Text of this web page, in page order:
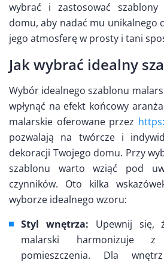
wybrać i zastosować
domu, aby nadać mu unikalnego
jego atmosferę w prosty i tani
Jak wybrać idealny
Wybór idealnego szablonu
wpłynąć na efekt końcowy
malarskie oferowane przez
pozwalają na twórcze i
dekoracji Twojego domu. Przy
szablonu warto wziąć pod
czynników. Oto kilka
wyborze idealnego wzoru:
Styl wnętrza: Upewnij się,
malarski harmonizuje
pomieszczenia. Dla